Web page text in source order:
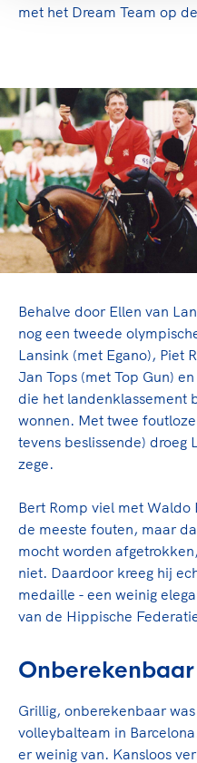
met het Dream Team op
Behalve door Ellen van
nog een tweede
Lansink (met Egano), Piet
Jan Tops (met Top Gun)
die het landenklassement
wonnen. Met twee
tevens beslissende) droeg
zege.
Bert Romp viel met
de meeste fouten, maar
mocht worden
niet. Daardoor kreeg hij
medaille - een weinig
van de Hippische
Onberekenbaar
Grillig, onberekenbaar
volleybalteam in
er weinig van. Kansloos